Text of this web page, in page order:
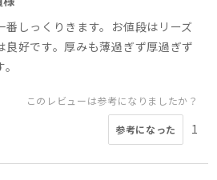
番しっくりきます。お値段はリーズ
良好です。厚みも薄過ぎず厚過ぎず
このレビューは参考になりましたか？
参考になった 1